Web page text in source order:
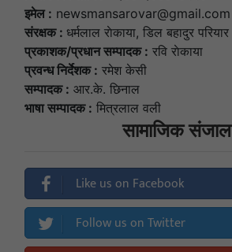
इमेल : newsmansarovar@gmail.com
संरक्षक : धर्मलाल राेकाया, डिल बहादुर परियार
प्रकाशक/प्रधान सम्पादक : रवि राेकाया
प्रवन्ध निर्देशक : रमेश केसी
सम्पादक : आर.के. छिनाल
भाषा सम्पादक : मित्रलाल वली
सामाजिक संजाल
Like us on Facebook
Follow us on Twitter